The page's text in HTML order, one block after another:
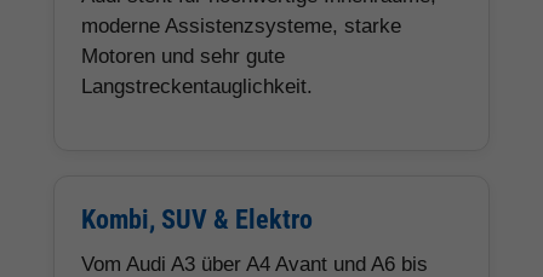
moderne Assistenzsysteme, starke
Motoren und sehr gute
Langstreckentauglichkeit.
Kombi, SUV & Elektro
Vom Audi A3 über A4 Avant und A6 bis